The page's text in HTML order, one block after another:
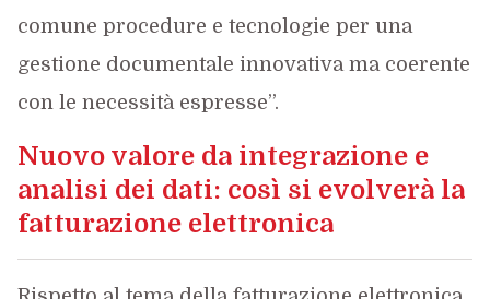
comune procedure e tecnologie per una
gestione documentale innovativa ma coerente
con le necessità espresse”.
Nuovo valore da integrazione e
analisi dei dati: così si evolverà la
fatturazione elettronica